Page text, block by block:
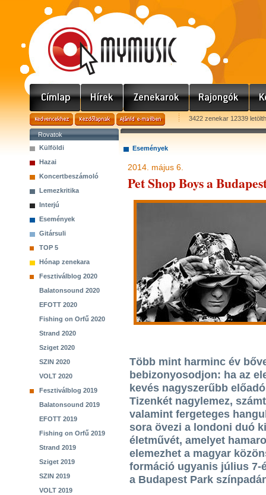
3422 zenekar 12339
Rovatok
Külföldi
Hazai
Koncertbeszámoló
Lemezkritika
Interjú
Események
Gitársuli
TOP 5
Hónap zenekara
Fesztiválblog 2020
Balatonsound 2020
EFOTT 2020
Fishing on Orfű 2020
Strand 2020
Sziget 2020
SZIN 2020
VOLT 2020
Fesztiválblog 2019
Balatonsound 2019
EFOTT 2019
Fishing on Orfű 2019
Strand 2019
Sziget 2019
SZIN 2019
VOLT 2019
Események
2014. május 6.
Pet Shop Boys a
Több mint harminc év
bebizonyosodjon: ha az
kevés nagyszerűbb
Tizenkét nagylemez,
valamint fergeteges
sora övezi a londoni duó
életművét, amelyet
elemezhet a magyar
formáció ugyanis július 7-
a Budapest Park